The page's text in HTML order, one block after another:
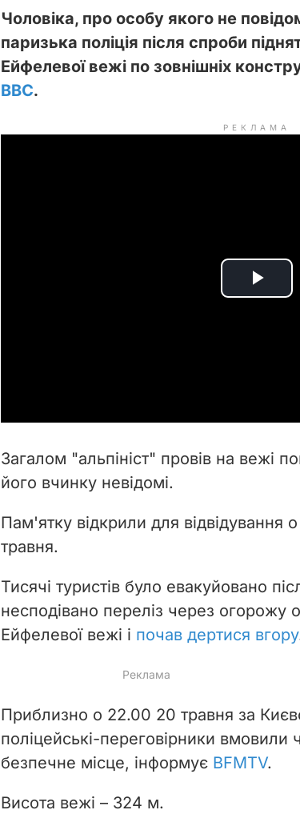
Чоловіка, про особу якого не
паризька поліція після спроби
Ейфелевої вежі по зовнішніх
BBC.
РЕКЛАМА
P
d
o
Загалом "альпініст" провів на вежі
його вчинку невідомі.
Пам'ятку відкрили для відвідування
травня.
Тисячі туристів було евакуйовано
несподівано переліз через огорожу
Ейфелевої вежі і почав дертися вгору
Приблизно о 22.00 20 травня за
поліцейські-переговірники вмовили
безпечне місце, інформує BFMTV.
Висота вежі – 324 м.